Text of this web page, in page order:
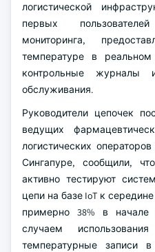
логистической
первых
мониторинга,
температуре в реальном
контрольные журналы
обслуживания.
Руководители цепочек
ведущих
логистических
Сингапуре, сообщили,
активно тестируют
цепи на базе IoT к
примерно 38% в начале
случаем
температурные записи в